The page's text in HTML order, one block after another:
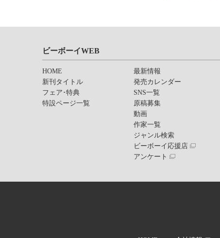
ビーボーイWEB
HOME
新刊タイトル
フェア･特典
特設ページ一覧
最新情報
発売カレンダー
SNS一覧
原稿募集
動画
作家一覧
ジャンル検索
ビーボーイ応援店
アンケート